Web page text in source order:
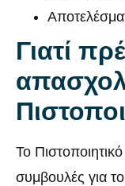
Γιατί
Το
συμβουλές για